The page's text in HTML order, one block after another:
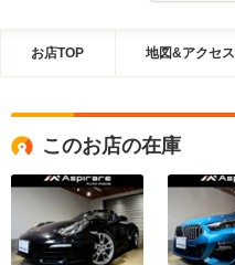
お店TOP 地図&アクセス
このお店の在庫